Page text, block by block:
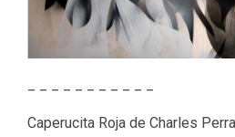
Caperucita Roja de Charles